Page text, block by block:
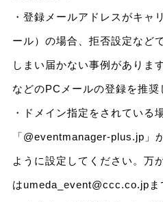
・登録メールアドレスがキャ
ール）の場合、拒否設定など
しまい届かない事例がありま
などのPCメールの登録を推奨
・ドメイン指定をされている
「@eventmanager-plus.jp」
ように設定してください。万
はumeda_event@ccc.co.jpま